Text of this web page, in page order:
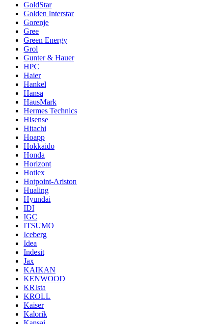
GoldStar
Golden Interstar
Gorenje
Gree
Green Energy
Grol
Gunter & Hauer
HPC
Haier
Hankel
Hansa
HausMark
Hermes Technics
Hisense
Hitachi
Hoapp
Hokkaido
Honda
Horizont
Hotlex
Hotpoint-Ariston
Hualing
Hyundai
IDI
IGC
ITSUMO
Iceberg
Idea
Indesit
Jax
KAIKAN
KENWOOD
KRIsta
KROLL
Kaiser
Kalorik